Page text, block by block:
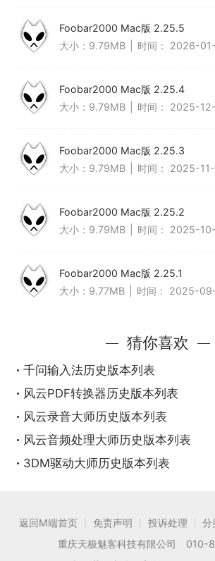
Foobar2000 Mac版 2.25.5
大小：9.79MB
时间： 2026-
Foobar2000 Mac版 2.25.4
大小：9.79MB
时间： 2025-
Foobar2000 Mac版 2.25.3
大小：9.79MB
时间： 2025-
Foobar2000 Mac版 2.25.2
大小：9.79MB
时间： 2025-
Foobar2000 Mac版 2.25.1
大小：9.77MB
时间： 2025-
猜你喜欢
千问输入法历史版本列表
风云PDF转换器历史版本列表
风云录音大师历史版本列表
风云音频处理大师历史版本列表
3DM驱动大师历史版本列表
返回M端首页 免责声明 投诉处理 分
重庆天极魅客科技有限公司 010-